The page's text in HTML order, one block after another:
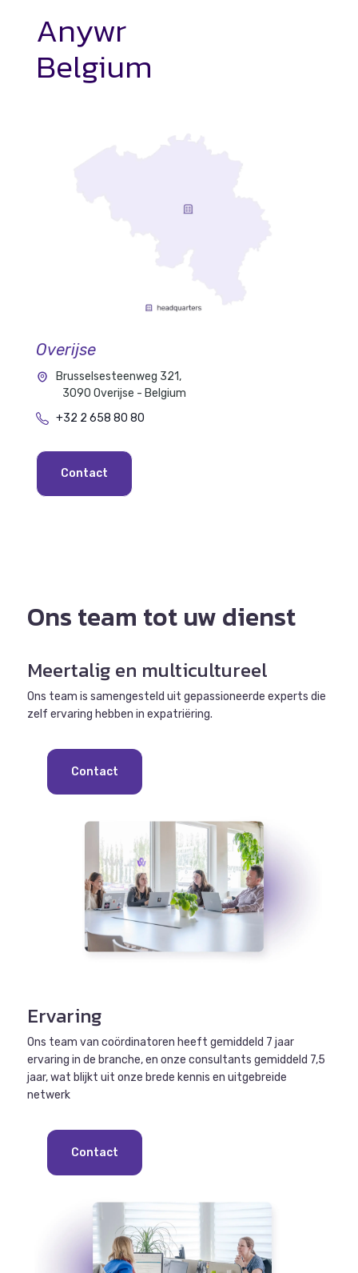
Anywr
Belgium
Overijse
Brusselsesteenweg 321,
3090 Overijse - Belgium
+32 2 658 80 80
Contact
Ons team tot uw dienst
Meertalig en multicultureel
Ons team is samengesteld uit gepassioneerde experts die
zelf ervaring hebben in expatriëring.
Contact
Ervaring
Ons team van coördinatoren heeft gemiddeld 7 jaar
ervaring in de branche, en onze consultants gemiddeld 7,5
jaar, wat blijkt uit onze brede kennis en uitgebreide
netwerk
Contact